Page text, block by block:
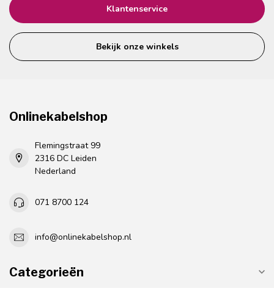
Klantenservice
Bekijk onze winkels
Onlinekabelshop
Flemingstraat 99
2316 DC Leiden
Nederland
071 8700 124
info@onlinekabelshop.nl
Categorieën